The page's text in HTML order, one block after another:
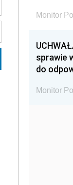
Monitor
sprawie
do
Monitor